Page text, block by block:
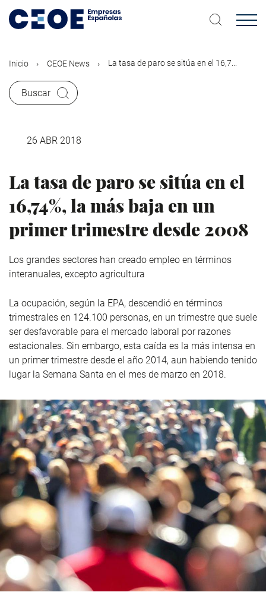
contenido
Inicio CEOE News La tasa de paro se sitúa en el 16,7...
Buscar
26 ABR 2018
La tasa de paro se sitúa en el
16,74%, la más baja en un
primer trimestre desde 2008
Los grandes sectores han creado empleo en términos
interanuales, excepto agricultura
La ocupación, según la EPA, descendió en términos
trimestrales en 124.100 personas, en un trimestre que suele
ser desfavorable para el mercado laboral por razones
estacionales. Sin embargo, esta caída es la más intensa en
un primer trimestre desde el año 2014, aun habiendo tenido
lugar la Semana Santa en el mes de marzo en 2018.